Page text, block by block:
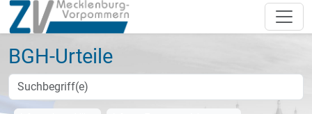
BGH-Urteile